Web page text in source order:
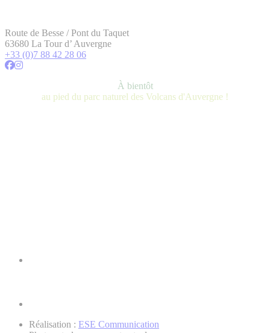
Route de Besse / Pont du Taquet
63680 La Tour d’ Auvergne
+33 (0)7 88 42 28 06
À bientôt
au pied du parc naturel des Volcans d'Auvergne !
Réalisation : ESE Communication